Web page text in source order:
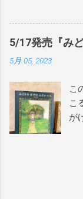
世
わ
2
が
へ移行すること
発信していきま
ような雑感をnote
https://note.com/
事の一部をnoteに
年ほど前の内容
と、人生舐め腐
たが、一方で現
この視点はこれか
て、移行をきっ
5/17発売『み
5月 05, 2023
こ
こ
が